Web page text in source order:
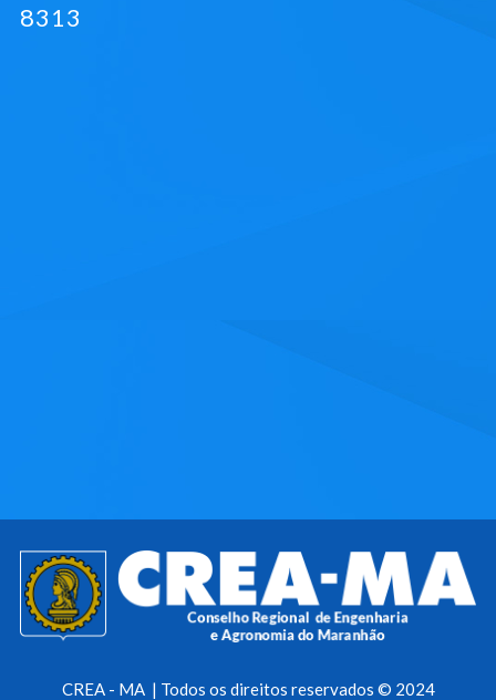
8313
CREA - MA | Todos os direitos reservados © 2024